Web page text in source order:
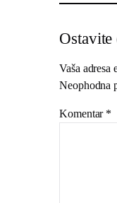
Vaša adresa
Neophodna
Komentar *